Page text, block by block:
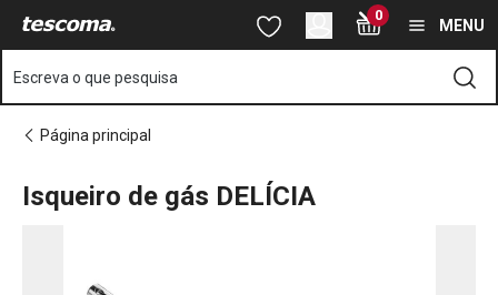
Está na página Isqueiro de gás DELÍCIA
Saltar para o conteúdo principal
Saltar para a pesquisa
Saltar para a navegação 0
MENU
Escreva o que pesquisa
Página principal
Isqueiro de gás DELÍCIA